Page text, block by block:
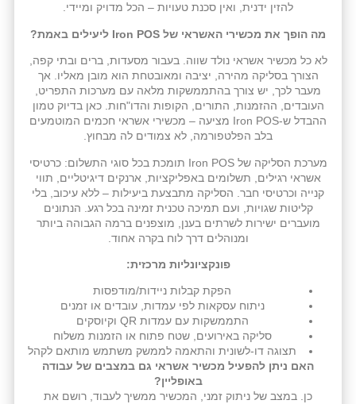
להזין ידנית, ואין סכנת טעויות – הכל מדויק ומיידי.
מה הופך את מכשירי האשראי של Iron POS ליעילים באמת?
לא כל מכשיר אשראי נולד שווה. בעבור מסעדות, ברים ובתי קפה,
הצורך בסליקה מהירה, יציבה ומאובטחת הוא מובן מאליו. אך
מעבר לכך, יש צורך בהתממשקות מלאה עם מערכות התפריט,
העובדים, ההזמנות, התורים, הקופות והדו"חות. כאן בדיוק טמון
ההבדל ש-Iron POS מציעה – מכשירי אשראי חכמים המוטמעים
בלב הפלטפורמה, לא צמודים לה מבחוץ.
מערכת הסליקה של Iron POS תומכת בכל סוגי התשלום: כרטיסי
אשראי רגילים, תשלומים באפליקציות, ארנקים דיגיטליים, תווי
קנייה וכרטיסי חבר. הסליקה מתבצעת ביעילות – ללא עיכוב, בלי
קליטות שגויות, ועם תמיכה טכנית זמינה בכל רגע. הנתונים
מועברים ישירות לשרתים בענן, מוצפנים ברמה הגבוהה ביותר
ומנוהלים דרך לוח בקרה אחוד.
פונקציונליות מרכזית:
הפקת קבלות ניידות/מודפסות
ניתוח עסקאות לפי עמדות, עובדים או זמנים
התממשקות עם עמדות QR וקיוסקים
סליקה באירועים, שטח פתוח או הזמנות משלוח
תצוגה דו-לשונית והתאמה לממשק משתמש מותאם לקהל
האם ניתן להפעיל מכשיר אשראי גם במצבים של עבודה
באופליין?
כן. במצב של ניתוק זמני, המכשיר ממשיך לעבוד, רושם את